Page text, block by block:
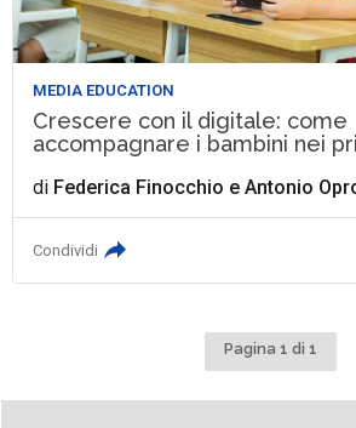
MEDIA EDUCATION
Crescere con il digitale: come
accompagnare i bambini nei
di Federica Finocchio eAntonio
Condividi
Pagina 1 di 1